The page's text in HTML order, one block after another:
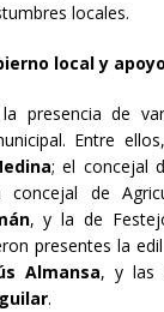
locales.
local y
presencia de
Entre
; el concejal
de
, y la de
presentes la
Almansa, y las
.